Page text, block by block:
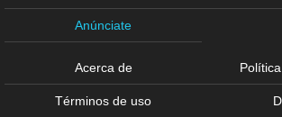
Anúnciate
Acerca de
Términos de uso